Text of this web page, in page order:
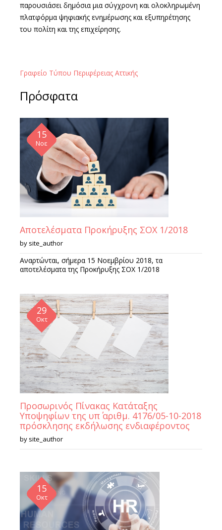
παρουσιάσει δημόσια μια σύγχρονη και ολοκληρωμένη
πλατφόρμα ψηφιακής ενημέρωσης και εξυπηρέτησης
του πολίτη και της επιχείρησης.
Γραφείο Τύπου Περιφέρειας Αττικής
Πρόσφατα
15
Νοε
Αποτελέσματα Προκήρυξης ΣΟΧ 1/2018
by site_author
Αναρτώνται, σήμερα 15 Νοεμβρίου 2018, τα
αποτελέσματα της Προκήρυξης ΣΟΧ 1/2018
29
Οκτ
Προσωρινός Πίνακας Κατάταξης
Υποψηφίων της υπ΄ αριθμ. 4176/05-10-2018
πρόσκλησης εκδήλωσης ενδιαφέροντος
by site_author
15
Οκτ